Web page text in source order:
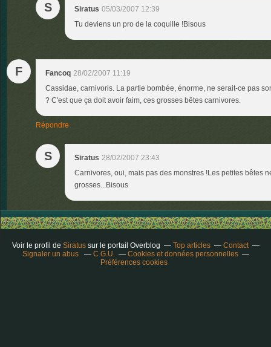
S Siratus 05/03/2007 12:39
Tu deviens un pro de la coquille !Bisous
F Fancoq 28/02/2007 11:19
Cassidae, carnivoris. La partie bombée, énorme, ne serait-ce pas
? C'est que ça doit avoir faim, ces grosses bêtes carnivores.
Répondre
S Siratus 28/02/2007 23:43
Carnivores, oui, mais pas des monstres !Les petites bêtes
grosses...Bisous
Voir le profil de Siratussur le portail Overblog Top articles
Contact
Signaler un abus
C.G.U.
Cookies et données personnelles
Préférences cookies